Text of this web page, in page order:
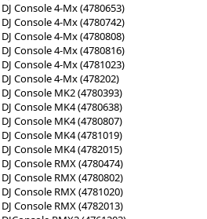
DJ Console 4-Mx (4780653)
DJ Console 4-Mx (4780742)
DJ Console 4-Mx (4780808)
DJ Console 4-Mx (4780816)
DJ Console 4-Mx (4781023)
DJ Console 4-Mx (478202)
DJ Console MK2 (4780393)
DJ Console MK4 (4780638)
DJ Console MK4 (4780807)
DJ Console MK4 (4781019)
DJ Console MK4 (4782015)
DJ Console RMX (4780474)
DJ Console RMX (4780802)
DJ Console RMX (4781020)
DJ Console RMX (4782013)